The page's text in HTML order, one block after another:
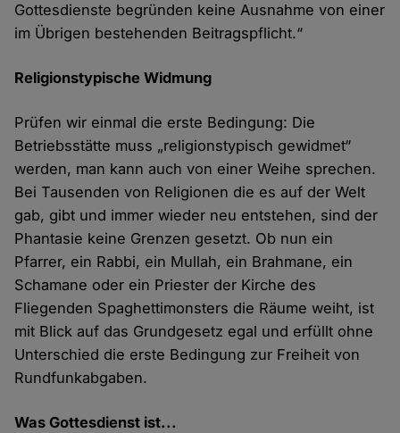
Gottesdienste begründen keine Ausnahme von einer
im Übrigen bestehenden Beitragspflicht.“
Religionstypische Widmung
Prüfen wir einmal die erste Bedingung: Die
Betriebsstätte muss „religionstypisch gewidmet“
werden, man kann auch von einer Weihe sprechen.
Bei Tausenden von Religionen die es auf der Welt
gab, gibt und immer wieder neu entstehen, sind der
Phantasie keine Grenzen gesetzt. Ob nun ein
Pfarrer, ein Rabbi, ein Mullah, ein Brahmane, ein
Schamane oder ein Priester der Kirche des
Fliegenden Spaghettimonsters die Räume weiht, ist
mit Blick auf das Grundgesetz egal und erfüllt ohne
Unterschied die erste Bedingung zur Freiheit von
Rundfunkabgaben.
Was Gottesdienst ist...